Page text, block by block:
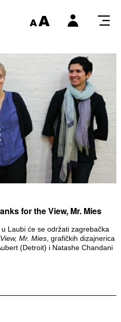
for the View, Mr. Mies
Laubi će se održati zagrebačka
Mr. Mies, grafičkih dizajnerica
(Detroit) i Natashe Chandani